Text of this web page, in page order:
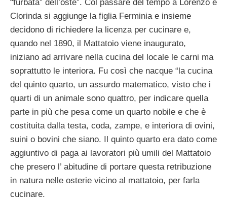
“furbata” dell’oste”. Col passare del tempo a Lorenzo e
Clorinda si aggiunge la figlia Ferminia e insieme
decidono di richiedere la licenza per cucinare e,
quando nel 1890, il Mattatoio viene inaugurato,
iniziano ad arrivare nella cucina del locale le carni ma
soprattutto le interiora. Fu così che nacque “la cucina
del quinto quarto, un assurdo matematico, visto che i
quarti di un animale sono quattro, per indicare quella
parte in più che pesa come un quarto nobile e che è
costituita dalla testa, coda, zampe, e interiora di ovini,
suini o bovini che siano. Il quinto quarto era dato come
aggiuntivo di paga ai lavoratori più umili del Mattatoio
che presero l’ abitudine di portare questa retribuzione
in natura nelle osterie vicino al mattatoio, per farla
cucinare.